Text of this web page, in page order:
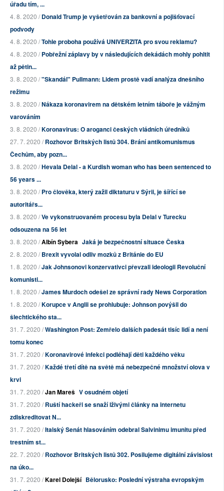
úřadu tím, ...
4. 8. 2020 /Donald Trump je vyšetřován za bankovní a pojišťovací
podvody
4. 8. 2020 /Tohle proboha používá UNIVERZITA pro svou reklamu?
4. 8. 2020 /Pobřežní záplavy by v následujících dekádách mohly pohltit
až pětin...
3. 8. 2020 /"Skandál" Pullmann: Lidem prostě vadí analýza dnešního
režimu
3. 8. 2020 /Nákaza koronavirem na dětském letním táboře je vážným
varováním
3. 8. 2020 /Koronavirus: O aroganci českých vládních úředníků
27. 7. 2020 /Rozhovor Britských listů 304. Brání antikomunismus
Čechům, aby pozn...
3. 8. 2020 /Hevala Delal - a Kurdish woman who has been sentenced to
56 years ...
3. 8. 2020 /Pro člověka, který zažil diktaturu v Sýrii, je šířící se
autoritářs...
3. 8. 2020 /Ve vykonstruovaném procesu byla Delal v Turecku
odsouzena na 56 let
3. 8. 2020 /Albín Sybera Jaká je bezpečnostní situace Česka
2. 8. 2020 /Brexit vyvolal odliv mozků z Británie do EU
1. 8. 2020 /Jak Johnsonovi konzervativci převzali ideologii Revoluční
komunisti...
1. 8. 2020 /James Murdoch odešel ze správní rady News Corporation
1. 8. 2020 /Korupce v Anglii se prohlubuje: Johnson povýšil do
šlechtického sta...
31. 7. 2020 /Washington Post: Zemřelo dalších padesát tisíc lidí a není
tomu konec
31. 7. 2020 /Koronavirové infekci podléhají děti každého věku
31. 7. 2020 /Každé třetí dítě na světě má nebezpečné množství olova v
krvi
31. 7. 2020 /Jan Mareš V osudném objetí
31. 7. 2020 /Ruští hackeři se snaží lživými články na internetu
zdiskreditovat N...
31. 7. 2020 /Italský Senát hlasováním odebral Salvinimu imunitu před
trestním st...
22. 7. 2020 /Rozhovor Britských listů 302. Posilujeme digitální závislost
na úko...
31. 7. 2020 /Karel Dolejší Bělorusko: Poslední výstraha evropským